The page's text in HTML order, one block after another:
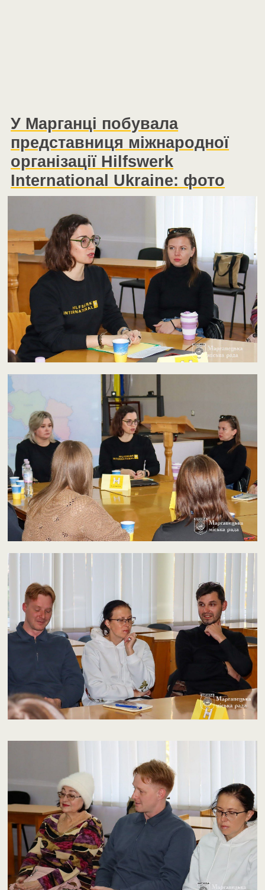
У Марганці побувала
представниця міжнародної
організації Hilfswerk
International Ukraine: фото